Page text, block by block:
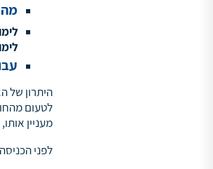
לטעום
מעניין
לפני